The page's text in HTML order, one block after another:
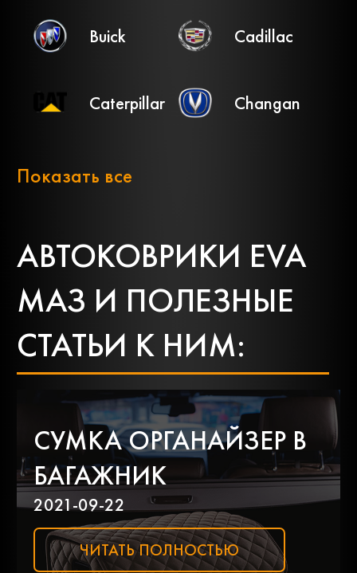
Buick Cadillac
Caterpillar Changan
Chery
Dacia Daewoo
Daf Daihatsu
Datsun Dodge
Dongfeng Faw
Показать все
АВТОКОВРИКИ EVA
МАЗ И ПОЛЕЗНЫЕ
СТАТЬИ К НИМ:
СУМКА ОРГАНАЙЗЕР В
БАГАЖНИК
2021-09-22
ЧИТАТЬ ПОЛНОСТЬЮ